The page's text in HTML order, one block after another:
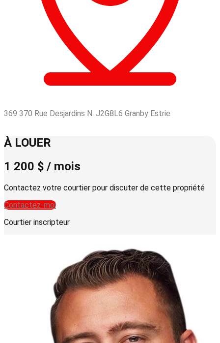
369 370 Rue Desjardins N. J2G8L6 Granby Estrie
+
À LOUER
1 200 $ / mois
Contactez votre courtier pour discuter de cette propriété
Contactez-moi
Courtier inscripteur